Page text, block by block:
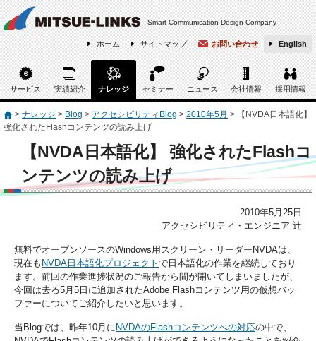
Smart Communication Design Company
ホーム サイトマップ お問い合わせ English
サービス 実績紹介 ナレッジ セミナー ニュース 会社情報 採用情報
> ナレッジ > Blog > アクセシビリティBlog > 2010年5月 >
【NVDA日本語化】
強化されたFlashコンテンツの読み上げ
【NVDA日本語化】 強化されたFlashコ
ンテンツの読み上げ
2010年5月25日
アクセシビリティ・エンジニア 辻
無料でオープンソースのWindows用スクリーン・リーダーNVDAは、
現在も NVDA日本語化プロジェクト で日本語化の作業を継続しており
ます。前回の作業進捗状況のご報告から間が開いてしまいましたが、
今回は去る5月5日に追加されたAdobe Flashコンテンツ用の仮想バッ
ファーについてご紹介したいと思います。
当Blogでは、昨年10月に NVDAのFlashコンテンツへの対応の中で、